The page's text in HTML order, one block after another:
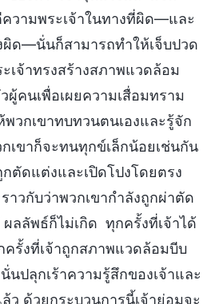
วามพระเจ้าในทางที่ผิด—และ
ด—นั่นก็สามารถทำให้เจ็บปวด
เจ้าทรงสร้างสภาพแวดล้อม
คนเพื่อเผยความเสื่อมทราม
พวกเขาทบทวนตนเองและรู้จัก
เขาก็จะทนทุกข์เล็กน้อยเช่นกัน
กตัดแต่งและเปิดโปงโดยตรง
วกับว่าพวกเขากำลังถูกผ่าตัด
ลลัพธ์ก็ไม่เกิด ทุกครั้งที่เจ้าได้
รั้งที่เจ้าถูกสภาพแวดล้อมบีบ
นปลุกเร้าความรู้สึกของเจ้าและ
ว ด้วยกระบวนการนี้เจ้าย่อมจะ